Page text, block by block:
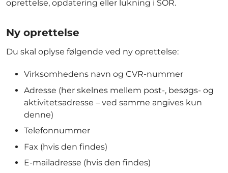
oprettelse, opdatering eller lukning i SOR.
Ny oprettelse
Du skal oplyse følgende ved ny oprettelse:
Virksomhedens navn og CVR-nummer
Adresse (her skelnes mellem post-, besøgs- og
aktivitetsadresse – ved samme angives kun
denne)
Telefonnummer
Fax (hvis den findes)
E-mailadresse (hvis den findes)